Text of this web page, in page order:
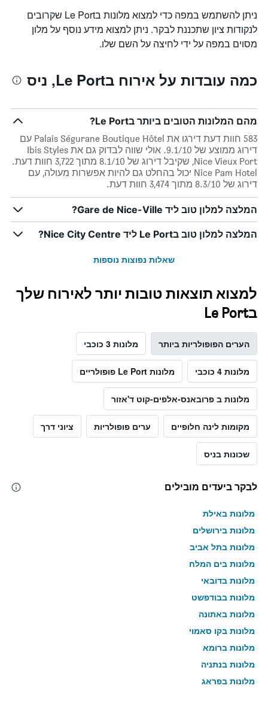
ניתן להשתמש במפה כדי למצוא מלונות בLe Port שקרובים
לנקודות ציון שתכננת לבקר. ניתן למצוא מידע נוסף על מלון
מסוים במפה על ידי לחיצה על השם שלו.
כמה עובדות על אירוח בLe Port, ניס
מהם המלונות הטובים ביותר בLe Port?
583 חוות דעת דירגו את Palais Ségurane Boutique Hôtel עם
דירוג ממוצע של 9.1/10. אולי שווה לבדוק גם את Ibis Styles
Nice Vieux Port, שקיבל דירוג של 8.1/10 מתוך 3,722 חוות דעת.
Nice Pam Hotel יכול בהחלט גם להיות אפשרות מעולה, עם
דירוג של 8.3/10 מתוך 3,474 חוות דעת.
המלצה למלון טוב ליד Gare de Nice-Ville?
המלצה למלון טוב בLe Port ליד Nice City Centre?
שאלות נפוצות נוספות
למצוא תוצאות טובות יותר לאירוח שלך
בLe Port
הערים הפופולריות ביותר מלונות 3 כוכבי
מלונות 4 כוכבי מלונות Le Port פופולריים
מלונות ב פרובאנס-אלפים-קוט ד'אזור
מקומות לינה חלופיים ערים פופולריות ציוני דרך
שכונות בניס
לבקר ביעדים מובילים
מלונות באילת
מלונות בירושלים
מלונות בתל אביב
מלונות בים המלח
מלונות בדובאי
מלונות בבודפשט
מלונות באתונה
מלונות בקו סאמוי
מלונות ברומא
מלונות בנתניה
מלונות בפראג